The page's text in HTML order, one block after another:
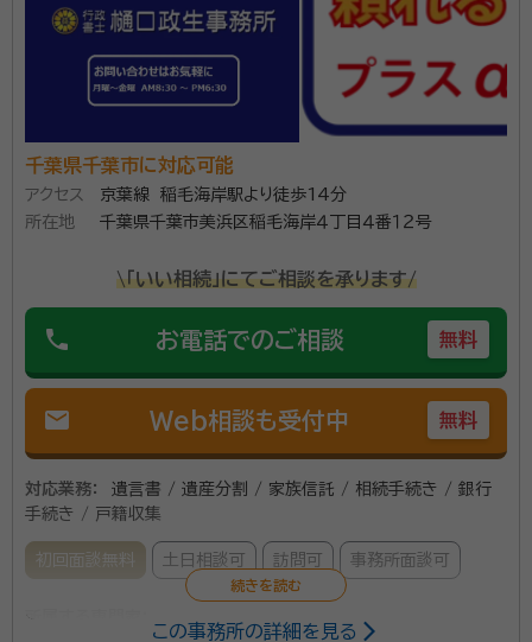
千葉県千葉市に対応可能
アクセス
京葉線 稲毛海岸駅より徒歩14分
所在地
千葉県千葉市美浜区稲毛海岸４丁目４番１２号
\「いい相続」にてご相談を承ります/
phone お電話でのご相談 無料
mail Web相談も受付中 無料
対応業務：
遺言書 / 遺産分割 / 家族信託 / 相続手続き / 銀行
手続き / 戸籍収集
初回面談無料 土日相談可 訪問可 事務所面談可
この事務所の詳細を見る